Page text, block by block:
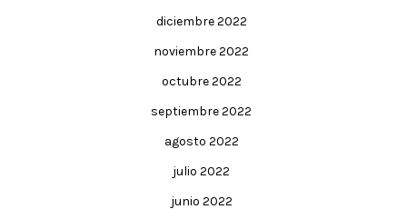
diciembre 2022
noviembre 2022
octubre 2022
septiembre 2022
agosto 2022
julio 2022
junio 2022